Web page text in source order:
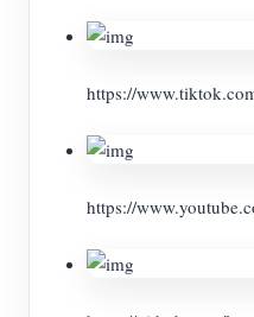
https://
https://